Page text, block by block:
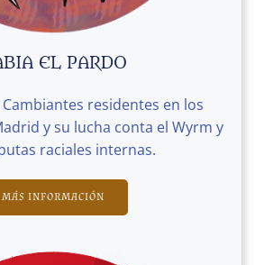
EL PARDO
residentes en los
y su lucha conta el Wyrm y
raciales internas.
MÁS INFORMACIÓN